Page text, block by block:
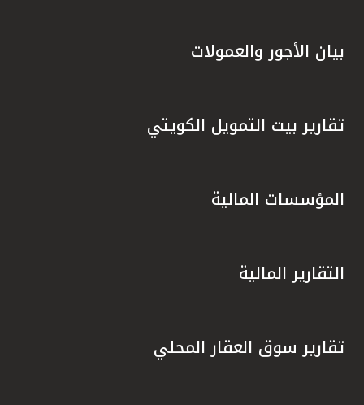
مصر
المملكة المتحدة
بيان الأجور والعمولات
تقارير بيت التمويل الكويتي
المؤسسات المالية
التقارير المالية
تقارير سوق العقار المحلي